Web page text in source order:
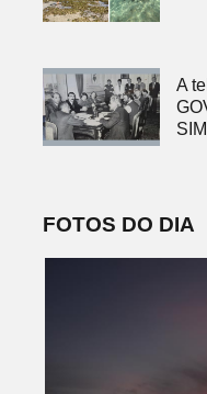
A
FOTOS DO DIA